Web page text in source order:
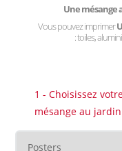
Une mésange
Vous pouvez imprimer
: toiles,
1 - Choisissez
mésange au